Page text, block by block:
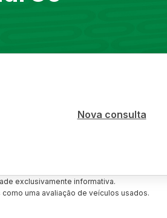
Nova consulta
exclusivamente informativa.
uma avaliação de veículos usados.